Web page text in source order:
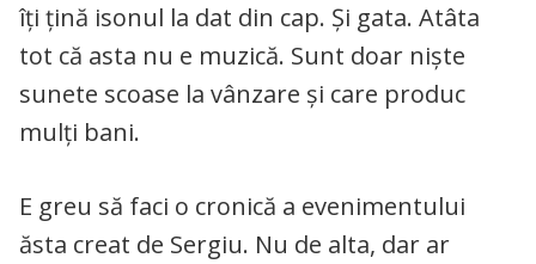
îți țină isonul la dat din cap. Și gata. Atâta
tot că asta nu e muzică. Sunt doar niște
sunete scoase la vânzare și care produc
mulți bani.
E greu să faci o cronică a evenimentului
ăsta creat de Sergiu. Nu de alta, dar ar